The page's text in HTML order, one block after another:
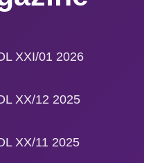
XXI/01 2026
XX/12 2025
XX/11 2025